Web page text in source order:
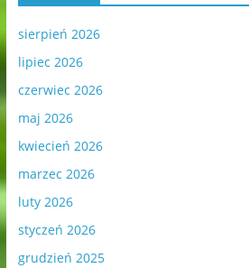
sierpień 2026
lipiec 2026
czerwiec 2026
maj 2026
kwiecień 2026
marzec 2026
luty 2026
styczeń 2026
grudzień 2025